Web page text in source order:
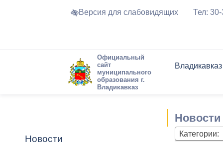
Версия для слабовидящих Тел:
Официальный
сайт
муниципального
образования г.
Владикавказ
Владикавказ
Устав города
Торги и
Обратная
Комиссии
Новостная
Актуально
Новости
Новости
Категории: